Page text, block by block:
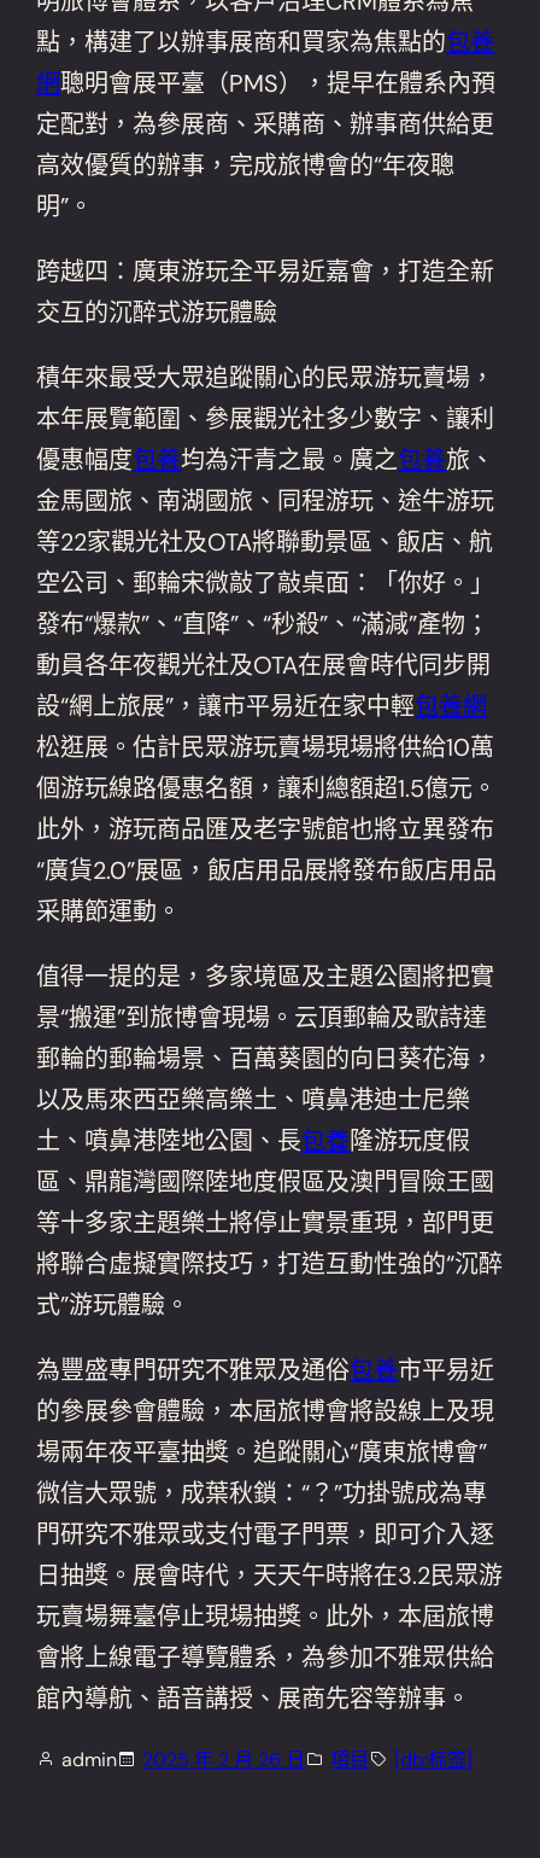
點，構建了以辦事展商和買家為焦點的包養
網聰明會展平臺（PMS），提早在體系內預
定配對，為參展商、采購商、辦事商供給更
高效優質的辦事，完成旅博會的“年夜聰
明”。
跨越四：廣東游玩全平易近嘉會，打造全新
交互的沉醉式游玩體驗
積年來最受大眾追蹤關心的民眾游玩賣場，
本年展覽範圍、參展觀光社多少數字、讓利
優惠幅度包養均為汗青之最。廣之包養旅、
金馬國旅、南湖國旅、同程游玩、途牛游玩
等22家觀光社及OTA將聯動景區、飯店、航
空公司、郵輪宋微敲了敲桌面：「你好。」
發布“爆款”、“直降”、“秒殺”、“滿減”產物；
動員各年夜觀光社及OTA在展會時代同步開
設“網上旅展”，讓市平易近在家中輕包養網
松逛展。估計民眾游玩賣場現場將供給10萬
個游玩線路優惠名額，讓利總額超1.5億元。
此外，游玩商品匯及老字號館也將立異發布
“廣貨2.0”展區，飯店用品展將發布飯店用品
采購節運動。
值得一提的是，多家境區及主題公園將把實
景“搬運”到旅博會現場。云頂郵輪及歌詩達
郵輪的郵輪場景、百萬葵園的向日葵花海，
以及馬來西亞樂高樂土、噴鼻港迪士尼樂
土、噴鼻港陸地公園、長包養隆游玩度假
區、鼎龍灣國際陸地度假區及澳門冒險王國
等十多家主題樂土將停止實景重現，部門更
將聯合虛擬實際技巧，打造互動性強的“沉醉
式”游玩體驗。
為豐盛專門研究不雅眾及通俗包養市平易近
的參展參會體驗，本屆旅博會將設線上及現
場兩年夜平臺抽獎。追蹤關心“廣東旅博會”
微信大眾號，成葉秋鎖：“？”功掛號成為專
門研究不雅眾或支付電子門票，即可介入逐
日抽獎。展會時代，天天午時將在3.2民眾游
玩賣場舞臺停止現場抽獎。此外，本屆旅博
會將上線電子導覽體系，為參加不雅眾供給
館內導航、語音講授、展商先容等辦事。
admin 2025 年 2 月 26 日 項目 [db:标签]